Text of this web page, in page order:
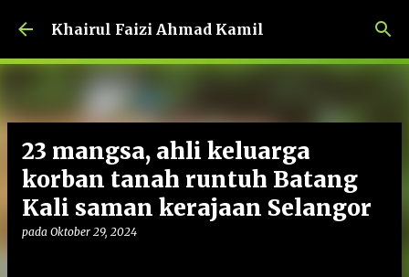
Langkau ke kandungan utama
Khairul Faizi Ahmad Kamil
23 mangsa, ahli keluarga
korban tanah runtuh Batang
Kali saman kerajaan Selangor
pada Oktober 29, 2024